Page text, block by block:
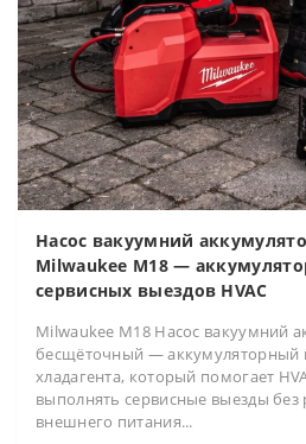
Насос вакуумний
Milwaukee M18 —
сервисных выездов HVAC
Milwaukee M18 Насос вакуумний
бесщёточный — аккумуляторный
хладагента, который помогает
выполнять сервисные выезды без
внешнего питания...